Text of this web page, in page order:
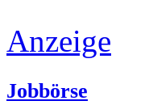
Anzeige
Jobbörse